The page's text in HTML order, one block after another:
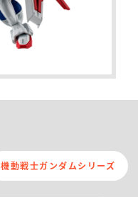
機動戦士ガンダムシリーズ